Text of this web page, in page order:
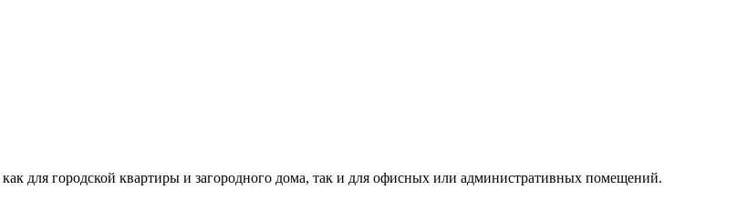
для городской квартиры и загородного дома, так и для офисных или административных помещений.